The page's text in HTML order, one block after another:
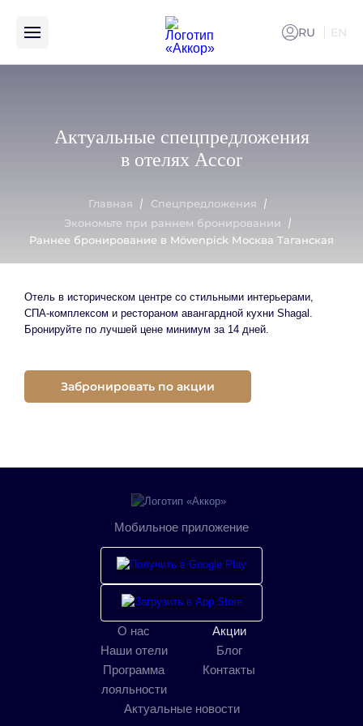
RU EN
Актуальные спецпредложения
в отелях Accor
Главная
Спецпредложения
Экономьте при раннем бронировании
Раннее бронирование в Mövenpick Москва Таганская
Отель в историческом центре со стильными интерьерами,
СПА-комплексом и рестораном авангардной кухни Shagal.
Бронируйте по лучшей цене минимум за 14 дней.
Забронировать по акции
Мобильное приложение
О нас
Наши отели
Программа
лояльности
Акции
Блог
Контакты
Актуальные новости